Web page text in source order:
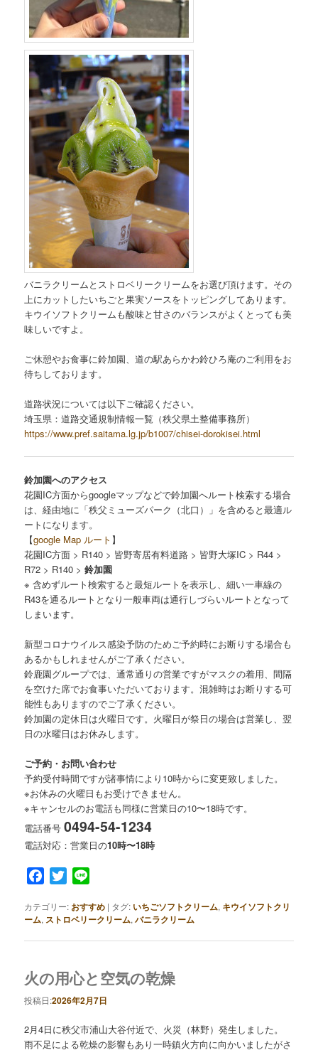
バニラクリームとストロベリークリームをお選び頂けます。その
上にカットしたいちごと果実ソースをトッピングしてあります。
キウイソフトクリームも酸味と甘さのバランスがよくとっても美
味しいですよ。
ご休憩やお食事に鈴加園、道の駅あらかわ鈴ひろ庵のご利用をお
待ちしております。
道路状況については以下ご確認ください。
埼玉県：道路交通規制情報一覧（秩父県土整備事務所）
https://www.pref.saitama.lg.jp/b1007/chisei-dorokisei.html
鈴加園へのアクセス
花園IC方面からgoogleマップなどで鈴加園へルート検索する場合
は、経由地に「秩父ミューズパーク（北口）」を含めると最適ル
ートになります。
【google Map ルート 】
花園IC方面 > R140 > 皆野寄居有料道路 > 皆野大塚IC > R44 >
R72 > R140 >鈴加園
※ 含めずルート検索すると最短ルートを表示し、細い一車線の
R43を通るルートとなり一般車両は通行しづらいルートとなって
しまいます。
新型コロナウイルス感染予防のためご予約時にお断りする場合も
あるかもしれませんがご了承ください。
鈴鹿園グループでは、通常通りの営業ですがマスクの着用、間隔
を空けた席でお食事いただいております。混雑時はお断りする可
能性もありますのでご了承ください。
鈴加園の定休日は火曜日です。火曜日が祭日の場合は営業し、翌
日の水曜日はお休みします。
ご予約・お問い合わせ
予約受付時間ですが諸事情により10時からに変更致しました。
※お休みの火曜日もお受けできません。
※キャンセルのお電話も同様に営業日の10〜18時です。
電話番号0494-54-1234
電話対応：営業日の10時〜18時
Facebook
Twitter
カテゴリー: おすすめ | タグ: いちごソフトクリーム, キウイソフトクリ
ーム, ストロベリークリーム,バニラクリーム
火の用心と空気の乾燥
投稿日:2026年2月7日
2月4日に秩父市浦山大谷付近で、火災（林野）発生しました。
雨不足による乾燥の影響もあり一時鎮火方向に向かいましたがさ